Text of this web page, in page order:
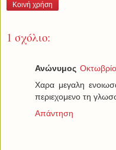
Κοινή χρήση
1 σχόλιο:
Ανώνυμος
Χαρα μεγαλη
περιεχομενο τη
Απάντηση